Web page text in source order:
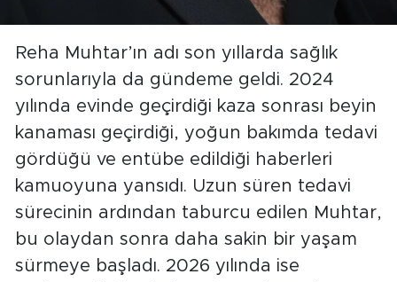
Reha Muhtar’ın adı son yıllarda sağlık
sorunlarıyla da gündeme geldi. 2024
yılında evinde geçirdiği kaza sonrası beyin
kanaması geçirdiği, yoğun bakımda tedavi
gördüğü ve entübe edildiği haberleri
kamuoyuna yansıdı. Uzun süren tedavi
sürecinin ardından taburcu edilen Muhtar,
bu olaydan sonra daha sakin bir yaşam
sürmeye başladı. 2026 yılında ise